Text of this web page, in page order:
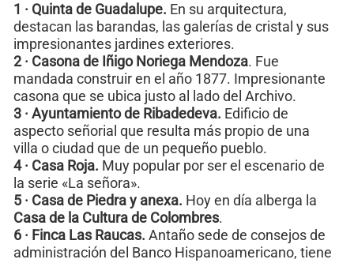
1 · Quinta de Guadalupe. En su arquitectura,
destacan las barandas, las galerías de cristal y sus
impresionantes jardines exteriores.
2 · Casona de Iñigo Noriega Mendoza. Fue
mandada construir en el año 1877. Impresionante
casona que se ubica justo al lado del Archivo.
3 · Ayuntamiento de Ribadedeva. Edificio de
aspecto señorial que resulta más propio de una
villa o ciudad que de un pequeño pueblo.
4 · Casa Roja. Muy popular por ser el escenario de
la serie «La señora».
5 · Casa de Piedra y anexa. Hoy en día alberga la
Casa de la Cultura de Colombres.
6 · Finca Las Raucas. Antaño sede de consejos de
administración del Banco Hispanoamericano, tiene